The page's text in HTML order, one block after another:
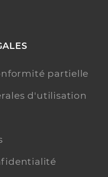
partielle
d'utilisation